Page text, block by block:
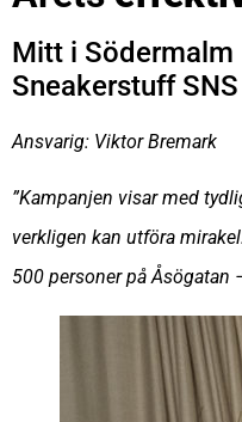
Mitt i Södermalm
Sneakerstuff
Ansvarig: Viktor Bremark
”Kampanjen visar med
verkligen kan utföra
500 personer på Åsögatan